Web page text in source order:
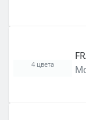
4 цвета